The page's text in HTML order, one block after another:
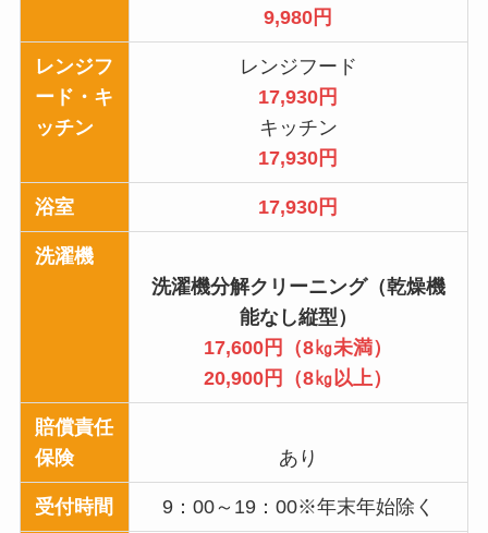
9,980円
レンジフ
ード・キ
ッチン
レンジフード
17,930円
キッチン
17,930円
浴室 17,930円
洗濯機
洗濯機分解クリーニング（乾燥機
能なし縦型）
17,600円（8㎏未満）
20,900円（8㎏以上）
賠償責任
保険
あり
受付時間 9：00～19：00※年末年始除く